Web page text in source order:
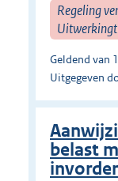
Regeling
Geldend van
Uitgegeven
belast